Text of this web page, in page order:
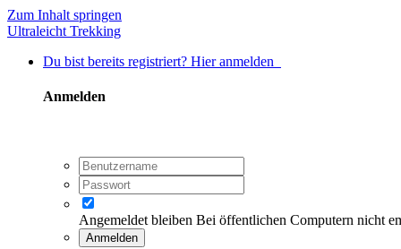
Zum Inhalt springen
Ultraleicht Trekking
Du bist bereits registriert? Hier anmelden
Anmelden
Angemeldet bleiben Bei öffentlichen Computern nicht
Anmelden